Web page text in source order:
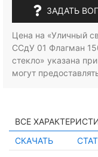
ЗАДАТЬ
Цена на «Уличный
ССдУ 01 Флагман
стекло» указана
могут
ВСЕ
СКАЧАТЬ